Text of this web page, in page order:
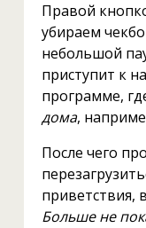
Правой
убираем
небольшой
приступит к
программе,
дома,
После чего
приветствия,
Больше не